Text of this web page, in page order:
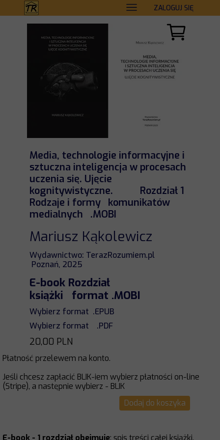
ZALOGUJ SIĘ
Media, technologie informacyjne i
sztuczna inteligencja w procesach
uczenia się. Ujęcie
kognitywistyczne. Rozdział 1
Rodzaje i formy komunikatów
medialnych .MOBI
Mariusz Kąkolewicz
Wydawnictwo: TerazRozumiem.pl
Poznań, 2025
E-book Rozdział
książki format .MOBI
Wybierz format .EPUB
Wybierz format .PDF
20,00 PLN
Płatność przelewem na konto.
Jeśli chcesz zapłacić BLIK-iem wybierz płatności on-line
(Stripe), a następnie wybierz - BLIK
Dodaj do koszyka
E-book - 1 rozdział obejmuje: spis treści całej książki,